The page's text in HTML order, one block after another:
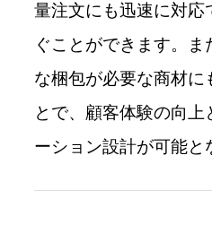
量注文にも迅速に対応
ぐことができます。ま
な梱包が必要な商材に
とで、顧客体験の向
ーション設計が可能と